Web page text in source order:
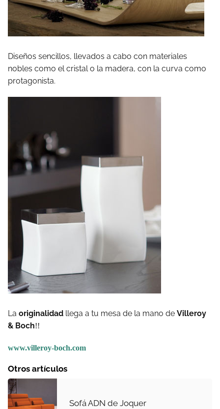
Diseños sencillos, llevados a cabo con materiales
nobles como el cristal o la madera, con la curva como
protagonista.
La originalidad llega a tu mesa de la mano de Villeroy
& Boch!!
www.villeroy-boch.com
Otros artículos
Sofá ADN de Joquer